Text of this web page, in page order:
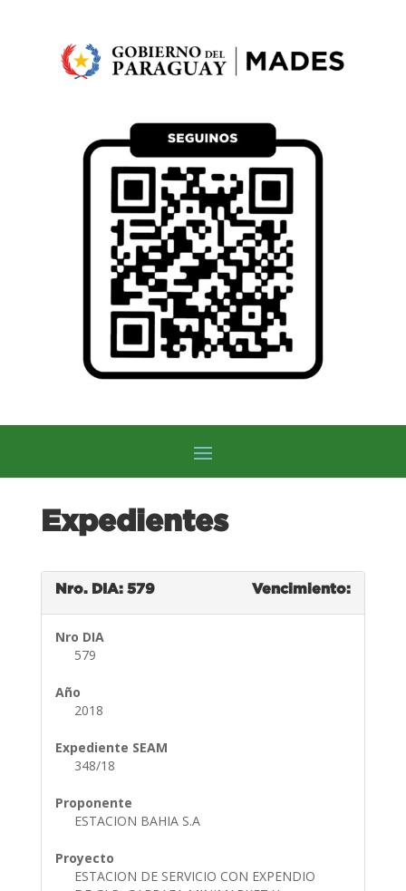
Expedientes
Nro. DIA: 579 Vencimiento:
Nro DIA
579
Año
2018
Expediente SEAM
348/18
Proponente
ESTACION BAHIA S.A
Proyecto
ESTACION DE SERVICIO CON EXPENDIO